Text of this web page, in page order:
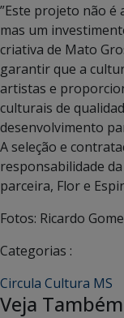
”Este projeto não é
mas um
criativa de Mato
garantir que a
artistas e
culturais de
desenvolvimento
A seleção e
responsabilidade da
parceira, Flor e
Fotos: Ricardo
Categorias :
Circula Cultura MS
Veja Também